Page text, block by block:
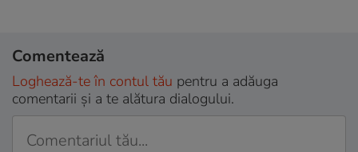
Comentează
Loghează-te în contul tău pentru a adăuga
comentarii și a te alătura dialogului.